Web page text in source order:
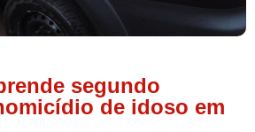
segundo
de idoso em